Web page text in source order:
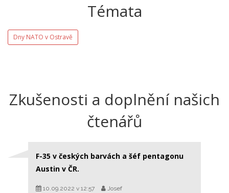
Témata
Dny NATO v Ostravě
Zkušenosti a doplnění našich
čtenářů
F-35 v českých barvách a šéf pentagonu
Austin v ČR.
10.09.2022 v 12:57 Josef